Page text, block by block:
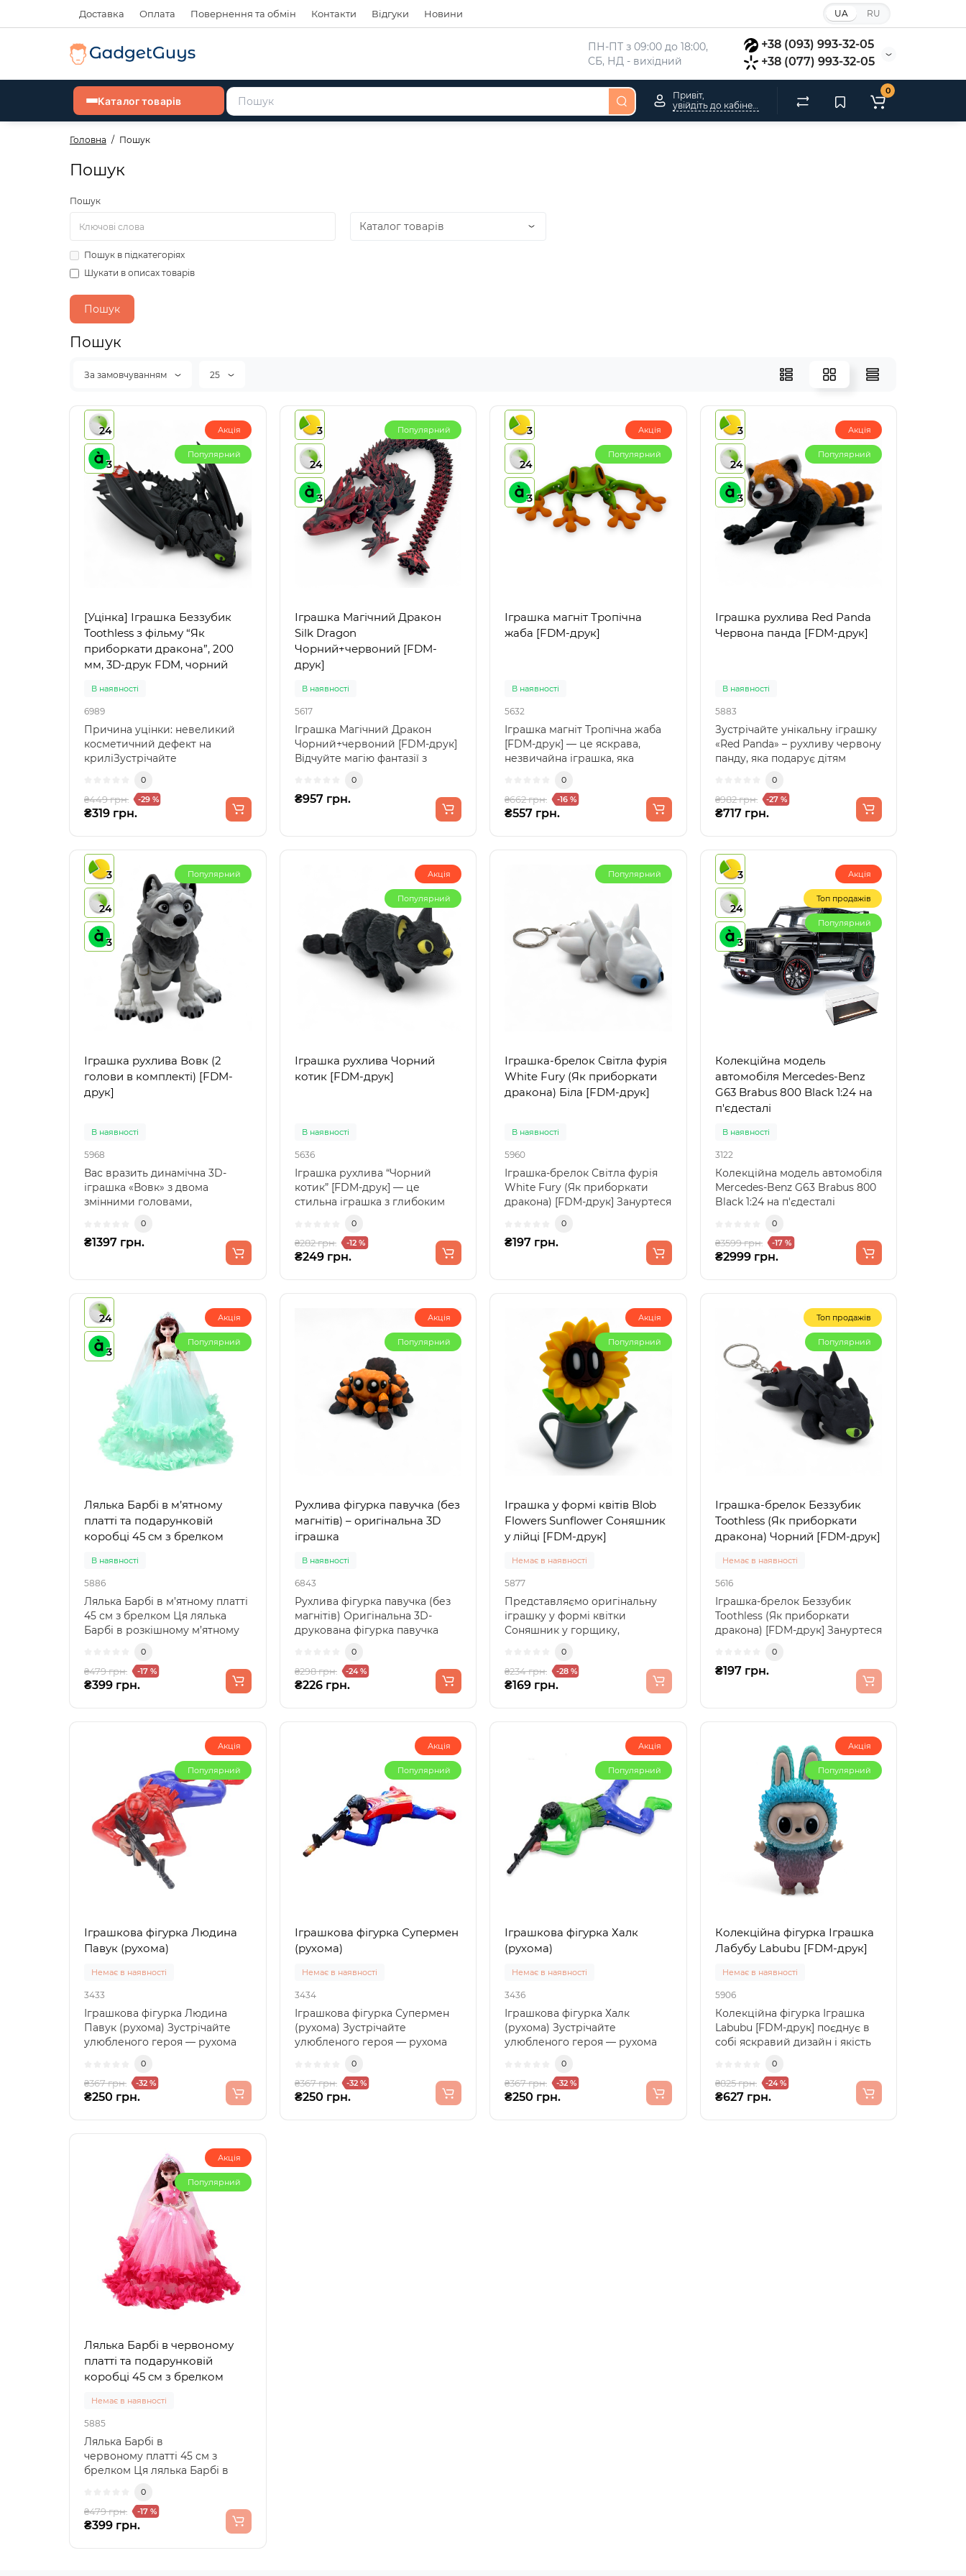
Доставка Оплата Повернення та обмін Контакти Відгуки Новини UA RU
ПН-ПТ з 09:00 до 18:00,
СБ, НД - вихідний
+38 (093) 993-32-05
+38 (077) 993-32-05
Каталог товарів
Привіт,
0
Головна Пошук
Пошук
Пошук
Пошук в підкатегоріях
Шукати в описах товарів
Пошук
За замовчуванням 25
24
3
Акція
Популярний
[Уцінка] Іграшка Беззубик
Toothless з фільму “Як
приборкати дракона”, 200
мм, 3D-друк FDM, чорний
В наявності
6989
Причина уцінки: невеликий
косметичний дефект на
криліЗустрічайте
Беззубика (T..
0
₴449 грн. -29 %
₴319 грн.
3
24
3
Популярний
Іграшка Магічний Дракон
Silk Dragon
Чорний+червоний [FDM-
друк]
В наявності
5617
Іграшка Магічний Дракон
Чорний+червоний [FDM-друк]
Відчуйте магію фантазії з
0
₴957 грн.
3
24
3
Акція
Популярний
Іграшка магніт Тропічна
жаба [FDM-друк]
В наявності
5632
Іграшка магніт Тропічна жаба
[FDM-друк] — це яскрава,
незвичайна іграшка, яка
0
₴662 грн. -16 %
₴557 грн.
3
24
3
Акція
Популярний
Іграшка рухлива Red Panda
Червона панда [FDM-друк]
В наявності
5883
Зустрічайте унікальну іграшку
«Red Panda» – рухливу червону
панду, яка подарує дітям
0
₴982 грн. -27 %
₴717 грн.
3
24
3
Популярний
Іграшка рухлива Вовк (2
голови в комплекті) [FDM-
друк]
В наявності
5968
Вас вразить динамічна 3D-
іграшка «Вовк» з двома
змінними головами,
0
₴1397 грн.
Акція
Популярний
Іграшка рухлива Чорний
котик [FDM-друк]
В наявності
5636
Іграшка рухлива “Чорний
котик” [FDM-друк] — це
стильна іграшка з глибоким
0
₴282 грн. -12 %
₴249 грн.
Популярний
Іграшка-брелок Світла фурія
White Fury (Як приборкати
дракона) Біла [FDM-друк]
В наявності
5960
Іграшка-брелок Світла фурія
White Fury (Як приборкати
дракона) [FDM-друк] Зануртеся
0
₴197 грн.
3
24
3
Акція
Топ продажів
Популярний
Колекційна модель
автомобіля Mercedes-Benz
G63 Brabus 800 Black 1:24 на
п'єдесталі
В наявності
3122
Колекційна модель автомобіля
Mercedes-Benz G63 Brabus 800
Black 1:24 на п'єдесталі
0
₴3599 грн. -17 %
₴2999 грн.
24
3
Акція
Популярний
Лялька Барбі в м’ятному
платті та подарунковій
коробці 45 см з брелком
В наявності
5886
Лялька Барбі в м’ятному платті
45 см з брелком Ця лялька
Барбі в розкішному м’ятному
0
₴479 грн. -17 %
₴399 грн.
Акція
Популярний
Рухлива фігурка павучка (без
магнітів) – оригінальна 3D
іграшка
В наявності
6843
Рухлива фігурка павучка (без
магнітів) Оригінальна 3D-
друкована фігурка павучка
0
₴298 грн. -24 %
₴226 грн.
Акція
Популярний
Іграшка у формі квітів Blob
Flowers Sunflower Соняшник
у лійці [FDM-друк]
Немає в наявності
5877
Представляємо оригінальну
іграшку у формі квітки
Соняшник у горщику,
0
₴234 грн. -28 %
₴169 грн.
Топ продажів
Популярний
Іграшка-брелок Беззубик
Toothless (Як приборкати
дракона) Чорний [FDM-друк]
Немає в наявності
5616
Іграшка-брелок Беззубик
Toothless (Як приборкати
дракона) [FDM-друк] Зануртеся
0
₴197 грн.
Акція
Популярний
Іграшкова фігурка Людина
Павук (рухома)
Немає в наявності
3433
Іграшкова фігурка Людина
Павук (рухома) Зустрічайте
улюбленого героя — рухома
0
₴367 грн. -32 %
₴250 грн.
Акція
Популярний
Іграшкова фігурка Супермен
(рухома)
Немає в наявності
3434
Іграшкова фігурка Супермен
(рухома) Зустрічайте
улюбленого героя — рухома
0
₴367 грн. -32 %
₴250 грн.
Акція
Популярний
Іграшкова фігурка Халк
(рухома)
Немає в наявності
3436
Іграшкова фігурка Халк
(рухома) Зустрічайте
улюбленого героя — рухома
0
₴367 грн. -32 %
₴250 грн.
Акція
Популярний
Колекційна фігурка Іграшка
Лабубу Labubu [FDM-друк]
Немає в наявності
5906
Колекційна фігурка Іграшка
Labubu [FDM-друк] поєднує в
собі яскравий дизайн і якість
0
₴825 грн. -24 %
₴627 грн.
Акція
Популярний
Лялька Барбі в червоному
платті та подарунковій
коробці 45 см з брелком
Немає в наявності
5885
Лялька Барбі в
червоному платті 45 см з
брелком Ця лялька Барбі в
0
₴479 грн. -17 %
₴399 грн.